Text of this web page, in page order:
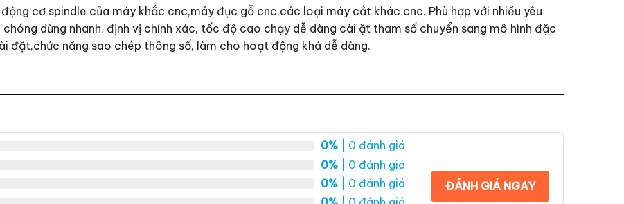
cơ spindle của máy khắc cnc,máy đục gỗ cnc,các loại máy cắt khác cnc. Phù hợp với nhiều yêu
dừng nhanh, định vị chính xác, tốc độ cao chạy dễ dàng cài ặt tham số chuyển sang mô hình đặc
đặt,chức năng sao chép thông số, làm cho hoạt động khá dễ dàng.
0% | 0 đánh giá
0% | 0 đánh giá
0% | 0 đánh giá
ĐÁNH GIÁ NGAY